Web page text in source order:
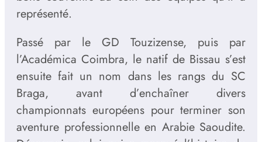
représenté.
Passé par le GD Touzizense, puis par
l’Académica Coimbra, le natif de Bissau s’est
ensuite fait un nom dans les rangs du SC
Braga, avant d’enchaîner divers
championnats européens pour terminer son
aventure professionnelle en Arabie Saoudite.